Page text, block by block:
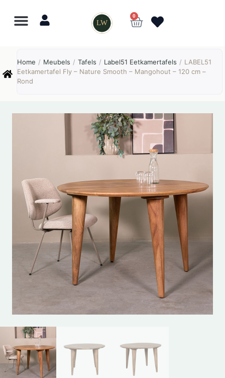
LW
0
Home / Meubels / Tafels / Label51 Eetkamertafels / LABEL51
Eetkamertafel Fly – Nature Smooth – Mangohout – 120 cm –
Rond
AANBIEDING!